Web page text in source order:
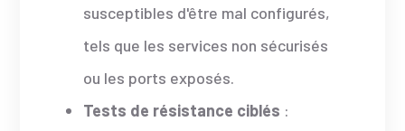
susceptibles d'être mal configurés,
tels que les services non sécurisés
ou les ports exposés.
Tests de résistance ciblés :